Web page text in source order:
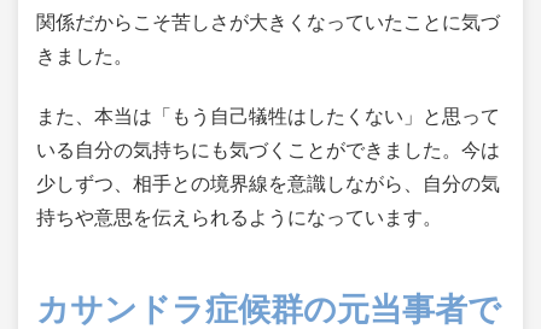
関係だからこそ苦しさが大きくなっていたことに気づ
きました。
また、本当は「もう自己犠牲はしたくない」と思って
いる自分の気持ちにも気づくことができました。今は
少しずつ、相手との境界線を意識しながら、自分の気
持ちや意思を伝えられるようになっています。
カサンドラ症候群の元当事者で